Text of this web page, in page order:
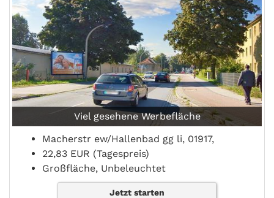
Viel gesehene Werbefläche
Macherstr ew/Hallenbad gg li, 01917,
22,83 EUR (Tagespreis)
Großfläche, Unbeleuchtet
Jetzt starten